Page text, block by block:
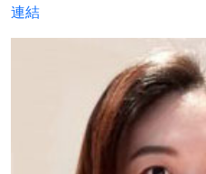
連結